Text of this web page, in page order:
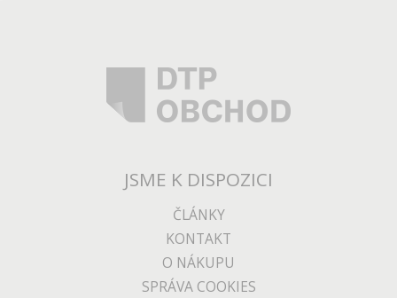
JSME K DISPOZICI
ČLÁNKY
KONTAKT
O NÁKUPU
SPRÁVA COOKIES